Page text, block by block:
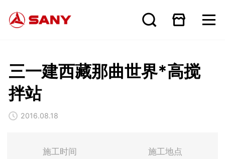
三一建西藏那曲世界*高搅
拌站
2016.08.18
施工时间 施工地点